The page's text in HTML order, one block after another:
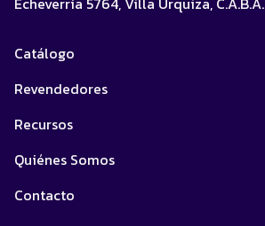
Catálogo
Revendedores
Recursos
Quiénes Somos
Contacto